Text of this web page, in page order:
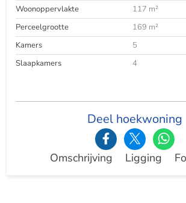
Woonoppervlakte
117 m²
Perceelgrootte
169 m²
Kamers
5
Slaapkamers
4
Deel hoekwoning
Omschrijving Ligging